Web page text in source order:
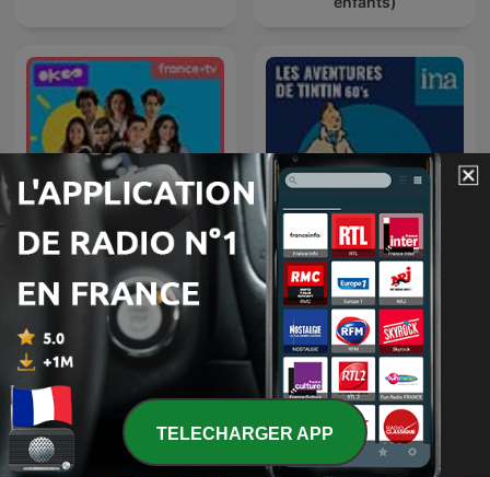
ASKIP c'est les vacances !
Les Aventures de Tintin
(60's)
TELECHARGER APP